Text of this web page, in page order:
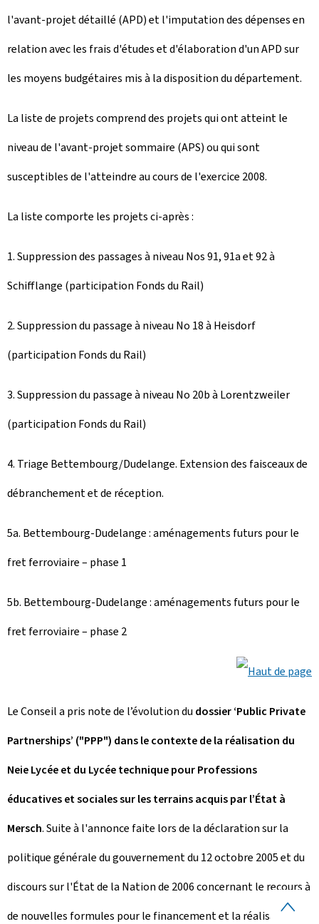
l'avant-projet détaillé (APD) et l'imputation des dépenses en
relation avec les frais d'études et d'élaboration d'un APD sur
les moyens budgétaires mis à la disposition du département.
La liste de projets comprend des projets qui ont atteint le
niveau de l'avant-projet sommaire (APS) ou qui sont
susceptibles de l'atteindre au cours de l'exercice 2008.
La liste comporte les projets ci-après :
1. Suppression des passages à niveau Nos 91, 91a et 92 à
Schifflange (participation Fonds du Rail)
2. Suppression du passage à niveau No 18 à Heisdorf
(participation Fonds du Rail)
3. Suppression du passage à niveau No 20b à Lorentzweiler
(participation Fonds du Rail)
4. Triage Bettembourg/Dudelange. Extension des faisceaux de
débranchement et de réception.
5a. Bettembourg-Dudelange : aménagements futurs pour le
fret ferroviaire – phase 1
5b. Bettembourg-Dudelange : aménagements futurs pour le
fret ferroviaire – phase 2
Le Conseil a pris note de l’évolution du dossier ‘Public Private
Partnerships’ ("PPP") dans le contexte de la réalisation du
Neie Lycée et du Lycée technique pour Professions
éducatives et sociales sur les terrains acquis par l’État à
Mersch. Suite à l'annonce faite lors de la déclaration sur la
politique générale du gouvernement du 12 octobre 2005 et du
discours sur l'État de la Nation de 2006 concernant le recours à
de nouvelles formules pour le financement et la réalisation